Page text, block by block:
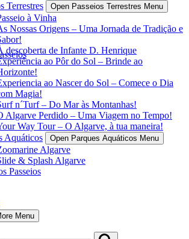
Terrestres
Open Passeios Terrestres Menu
à Vinha
Nossas Origens – Uma Jornada de Tradição e
descoberta de Infante D. Henrique
ao Pôr do Sol – Brinde ao
ao Nascer do Sol – Comece o Dia
Magia!
n´Turf – Do Mar às Montanhas!
Algarve Perdido – Uma Viagem no Tempo!
Way Tour – O Algarve, à tua maneira!
Aquáticos
Open Parques Aquáticos Menu
Algarve
& Splash Algarve
Passeios
Menu